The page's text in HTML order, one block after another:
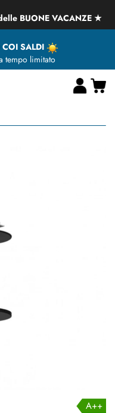
BUONE VACANZE ★
COI SALDI
tempo limitato
A++